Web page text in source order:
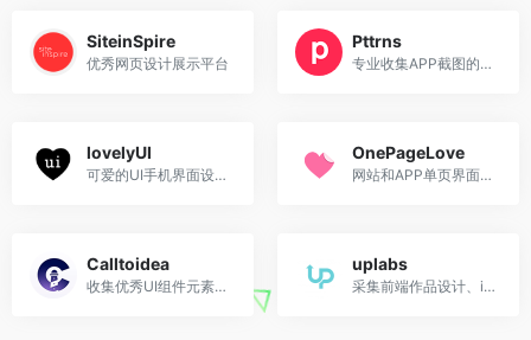
SiteinSpire
优秀网页设计展示平台
Pttrns
专业收集APP截图的网站
lovelyUI
可爱的UI手机界面设计搜集
OnePageLove
网站和APP单页界面欣赏
Calltoidea
收集优秀UI组件元素设计的站点
uplabs
采集前端作品设计、iOSUI设计